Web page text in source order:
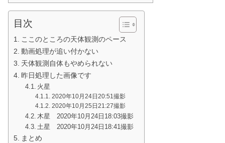
目次
ここのところの天体観測のペース
動画処理が追い付かない
天体観測自体もやめられない
昨日処理した画像です
火星
2020年10月24日20:51撮影
2020年10月25日21:27撮影
木星 2020年10月24日18:03撮影
土星 2020年10月24日18:41撮影
まとめ